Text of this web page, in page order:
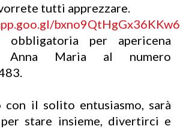
tutti apprezzare.
bxno9QtHgGx36KKw6
obbligatoria per apericena
Anna Maria al numero
con il solito entusiasmo, sarà
per stare insieme, divertirci e